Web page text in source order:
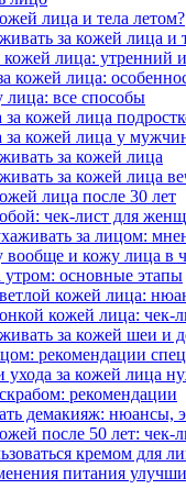
лица и тела летом?
за кожей лица и
лица: утренний
кожей лица:
все способы
кожей лица
за кожей лица у
за кожей лица
за кожей лица
лица после 30 лет
чек-лист для
за лицом:
и кожу лица в
утром: основные этапы
кожей лица:
кожей лица: чек-
за кожей шеи и
рекомендации
за кожей лица
рекомендации
демакияж: нюансы,
после 50 лет: чек-
кремом для
питания